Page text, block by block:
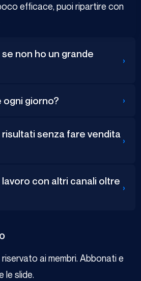
efficace, puoi ripartire con
non ho un grande
›
ogni giorno? ›
senza fare vendita
›
con altri canali oltre
›
ai membri. Abbonati e
le slide.